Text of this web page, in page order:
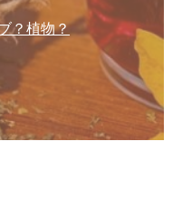
？植物？